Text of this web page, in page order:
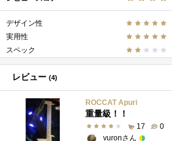
デザイン性
実用性
スペック
レビュー (4)
ROCCAT Apuri
重量級！！
17
0
vuronさん